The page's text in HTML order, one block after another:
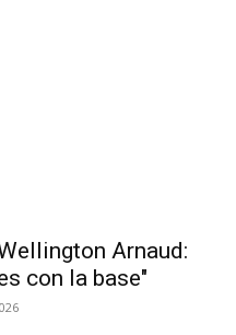
Arnaud:
con la base"